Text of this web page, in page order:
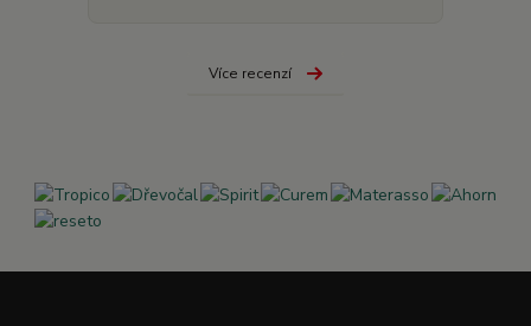
Více recenzí